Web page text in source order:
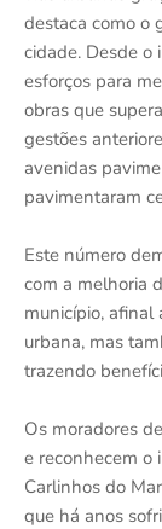
destaca como o
cidade. Desde o
esforços para
obras que
gestões
avenidas
pavimentaram
Este número
com a melhoria
município, afinal
urbana, mas
trazendo
Os moradores
e reconhecem o
Carlinhos do
que há anos